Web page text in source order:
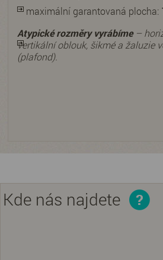
maximální garantovaná plocha:
Atypické rozměry vyrábíme–
vertikální oblouk, šikmé a žaluzie
(plafond).
Kde nás najdete